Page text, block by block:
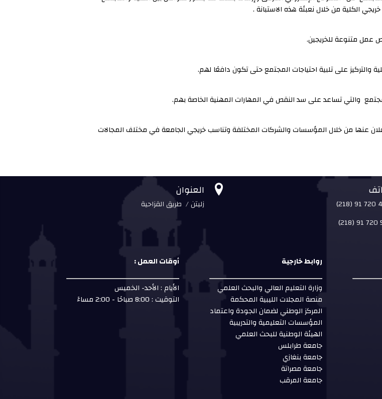
الكلية من خلال نعبئة هذه الاستبانة .
عمل متنوعة للخريجين.
على تلبية احتياجات المجتمع حتى تكون دافعًا لهم.
والتي تساعد على سد النقص في المهارات المهنية الخاصة بهم.
عنها من خلال المؤسسات والشركات المختلفة وتناسب خريجي الجامعة في مختلف المجالات
(218) 91 720
(218) 91 720
 العنوان
زليتن / طريق القزاحية
روابط خارجية
وزارة التعليم العالي والبحث العلمي
منصة المجلات الليبية المحكمة
المركز الوطني لضمان الجودة واعتماد
المؤسسات التعليمية والتدريبية
الهيئة الوطنية للبحث العلمي
جامعة طرابلس
جامعة بنغازي
جامعة مصراتة
جامعة المرقب
أوقات العمل :
الأيام : الأحد- الخميس
التوقيت : 8:00 صباحًا - 2:00 مساءً